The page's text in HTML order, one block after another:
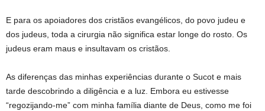
E para os apoiadores dos cristãos evangélicos, do povo judeu e
dos judeus, toda a cirurgia não significa estar longe do rosto. Os
judeus eram maus e insultavam os cristãos.
As diferenças das minhas experiências durante o Sucot e mais
tarde descobrindo a diligência e a luz. Embora eu estivesse
“regozijando-me” com minha família diante de Deus, como me foi